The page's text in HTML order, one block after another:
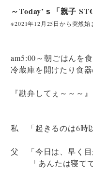
～Today’ｓ「親子
※2021年12月25日から突然始
am5:00～朝ごはんを
冷蔵庫を開けたり食
『勘弁してぇ～～～』
私 「起きるのは6時
父 「今日は、早く目
「あんたは寝て